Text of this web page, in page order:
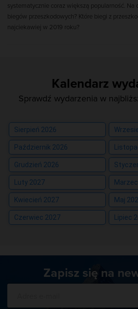
systematycznie coraz większą popularność. Na
biegów przeszkodowych? Które biegi z
najciekawiej w 2019 roku?
Kalendarz
Sprawdź wydarzenia w
Sierpień 2026
Październik 2026
Grudzień 2026
Luty 2027
Kwiecień 2027 Maj
Czerwiec 2027 Lipiec
Zapisz się na